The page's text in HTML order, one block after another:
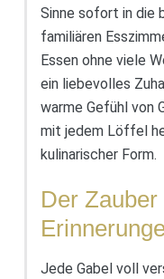
Sinne sofort in die
familiären
Essen ohne viele
ein liebevolles
warme Gefühl von
mit jedem Löffel
kulinarischer Form.
Der
Jede Gabel voll